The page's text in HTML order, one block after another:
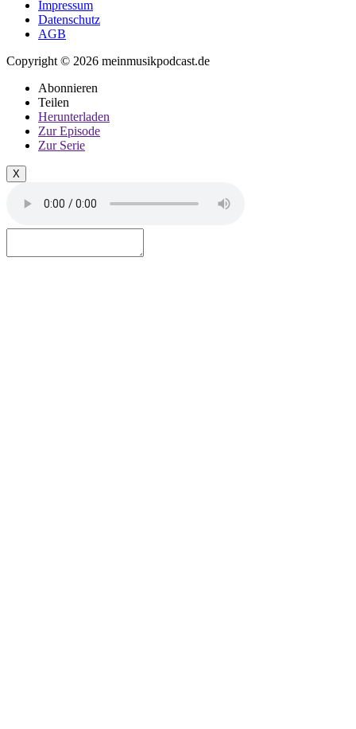
Impressum
Datenschutz
AGB
Copyright © 2026 meinmusikpodcast.de
Abonnieren
Teilen
Herunterladen
Zur Episode
Zur Serie
X